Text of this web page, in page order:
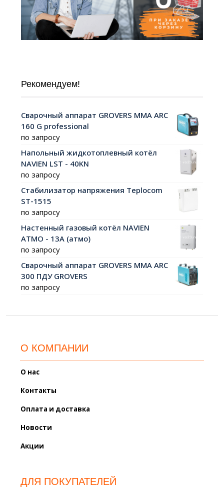
Рекомендуем!
Сварочный аппарат GROVERS MMA ARC
160 G professional
по запросу
Напольный жидкотоплевный котёл
NAVIEN LST - 40KN
по запросу
Стабилизатор напряжения Teplocom
ST-1515
по запросу
Настенный газовый котёл NAVIEN
АТМО - 13А (атмо)
по запросу
Сварочный аппарат GROVERS MMA ARC
300 ПДУ GROVERS
по запросу
О КОМПАНИИ
О нас
Контакты
Оплата и доставка
Новости
Акции
ДЛЯ ПОКУПАТЕЛЕЙ